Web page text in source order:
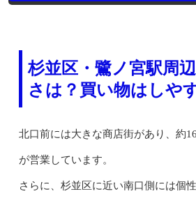
杉並区・鷺ノ宮駅周
さは？買い物はしや
北口前には大きな商店街があり、約
が営業しています。
さらに、杉並区に近い南口側には個